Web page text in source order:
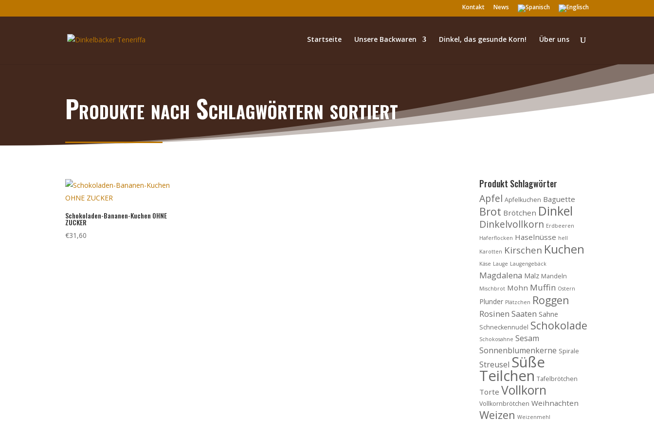
Kontakt News
Startseite Unsere Backwaren Dinkel, das gesunde Korn! Über uns
Produkte nach Schlagwörtern sortiert
Schokoladen-Bananen-Kuchen OHNE
ZUCKER
€31,60
Produkt Schlagwörter
Apfel Apfelkuchen Baguette
Brot Brötchen Dinkel
Dinkelvollkorn Erdbeeren
Haferflocken Haselnüsse hell
Karotten Kirschen Kuchen
Käse Lauge Laugengebäck
Magdalena Malz Mandeln
Mischbrot Mohn Muffin Ostern
Plunder Plätzchen Roggen
Rosinen Saaten Sahne
Schneckennudel Schokolade
Schokosahne Sesam
Sonnenblumenkerne Spirale
Streusel Süße
Teilchen Tafelbrötchen
Torte Vollkorn
Vollkornbrötchen Weihnachten
Weizen Weizenmehl